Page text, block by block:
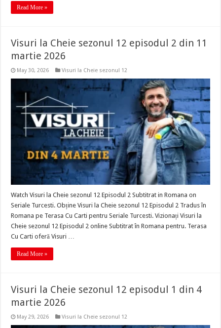
Read More »
Visuri la Cheie sezonul 12 episodul 2 din 11
martie 2026
May 30, 2026 Visuri la Cheie sezonul 12
Watch Visuri la Cheie sezonul 12 Episodul 2 Subtitrat in Romana on
Seriale Turcesti. Obține Visuri la Cheie sezonul 12 Episodul 2 Tradus în
Romana pe Terasa Cu Carti pentru Seriale Turcesti. Vizionați Visuri la
Cheie sezonul 12 Episodul 2 online Subtitrat în Romana pentru. Terasa
Cu Carti oferă Visuri …
Read More »
Visuri la Cheie sezonul 12 episodul 1 din 4
martie 2026
May 29, 2026 Visuri la Cheie sezonul 12